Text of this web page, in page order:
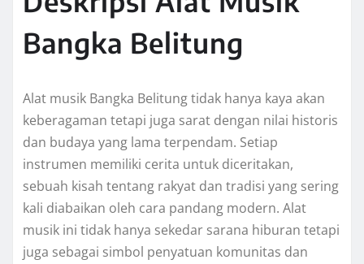
Bangka Belitung
Alat musik Bangka Belitung tidak hanya kaya akan
keberagaman tetapi juga sarat dengan nilai historis
dan budaya yang lama terpendam. Setiap
instrumen memiliki cerita untuk diceritakan,
sebuah kisah tentang rakyat dan tradisi yang sering
kali diabaikan oleh cara pandang modern. Alat
musik ini tidak hanya sekedar sarana hiburan tetapi
juga sebagai simbol penyatuan komunitas dan